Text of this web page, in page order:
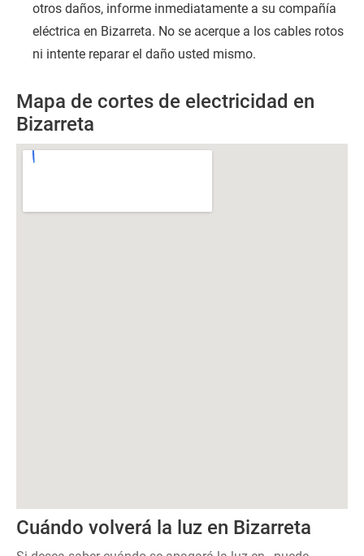
otros daños, informe inmediatamente a su compañía
eléctrica en Bizarreta. No se acerque a los cables rotos
ni intente reparar el daño usted mismo.
Mapa de cortes de electricidad en
Bizarreta
Cuándo volverá la luz en Bizarreta